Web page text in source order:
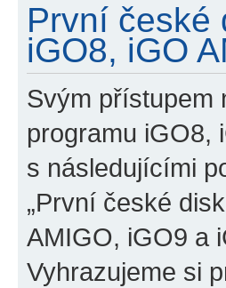
První české
iGO8, iGO
Svým přístupem
programu iGO8,
s následujícími
„První české
AMIGO, iGO9 a
Vyhrazujeme si